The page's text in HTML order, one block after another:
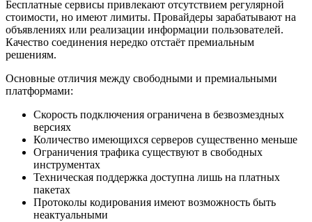
Бесплатные сервисы привлекают отсутствием регулярной
стоимости, но имеют лимиты. Провайдеры зарабатывают на
объявлениях или реализации информации пользователей.
Качество соединения нередко отстаёт премиальным
решениям.
Основные отличия между свободными и премиальными
платформами:
Скорость подключения ограничена в безвозмездных
версиях
Количество имеющихся серверов существенно меньше
Ограничения трафика существуют в свободных
инструментах
Техническая поддержка доступна лишь на платных
пакетах
Протоколы кодирования имеют возможность быть
неактуальными